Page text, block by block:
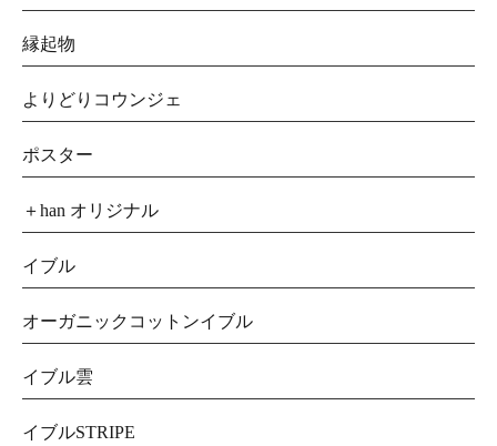
縁起物
よりどりコウンジェ
ポスター
＋han オリジナル
イブル
オーガニックコットンイブル
イブル雲
イブルSTRIPE